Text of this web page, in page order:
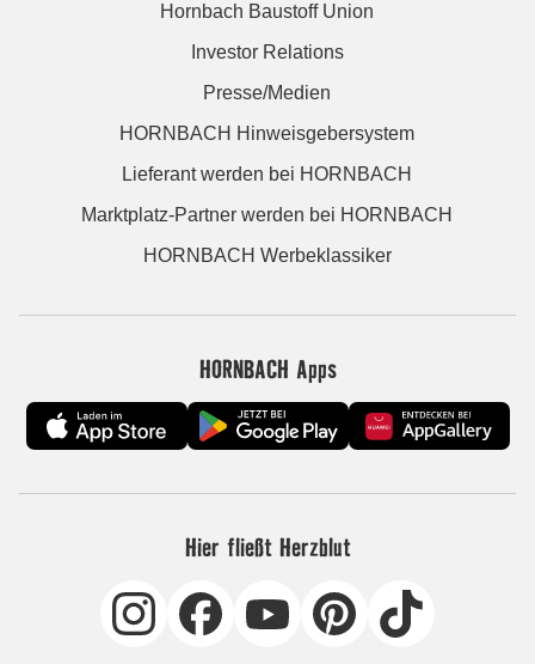
Hornbach Baustoff Union
Investor Relations
Presse/Medien
HORNBACH Hinweisgebersystem
Lieferant werden bei HORNBACH
Marktplatz-Partner werden bei HORNBACH
HORNBACH Werbeklassiker
HORNBACH Apps
Hier fließt Herzblut